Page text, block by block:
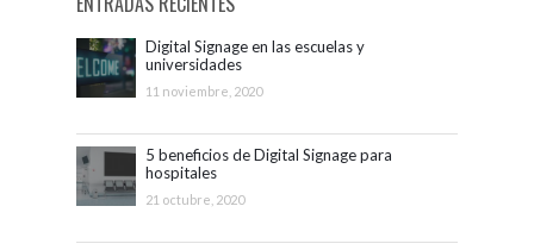
Digital Signage en las escuelas y
universidades
11 noviembre, 2020
5 beneficios de Digital Signage para
hospitales
21 octubre, 2020